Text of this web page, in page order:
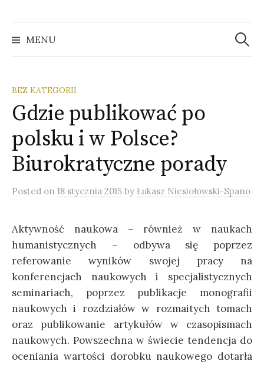
MENU
Szukaj:
BEZ KATEGORII
Gdzie publikować po
polsku i w Polsce?
Biurokratyczne porady
Posted on 18 stycznia 2015 by Łukasz Niesiołowski-Spano
Aktywność naukowa – również w naukach
humanistycznych – odbywa się poprzez
referowanie wyników swojej pracy na
konferencjach naukowych i specjalistycznych
seminariach, poprzez publikacje monografii
naukowych i rozdziałów w rozmaitych tomach
oraz publikowanie artykułów w czasopismach
naukowych. Powszechna w świecie tendencja do
oceniania wartości dorobku naukowego dotarła